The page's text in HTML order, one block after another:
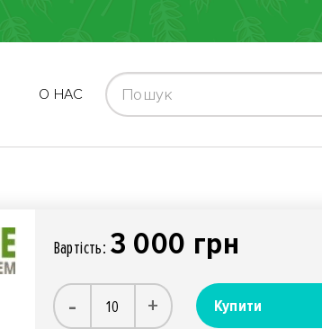
О НАС
Вартiсть: 3 000 грн
- + Купити